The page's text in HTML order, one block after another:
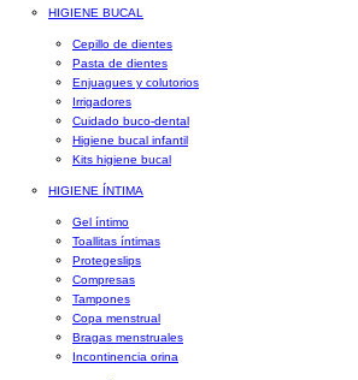
HIGIENE BUCAL
Cepillo de dientes
Pasta de dientes
Enjuagues y colutorios
Irrigadores
Cuidado buco-dental
Higiene bucal infantil
Kits higiene bucal
HIGIENE ÍNTIMA
Gel íntimo
Toallitas íntimas
Protegeslips
Compresas
Tampones
Copa menstrual
Bragas menstruales
Incontinencia orina